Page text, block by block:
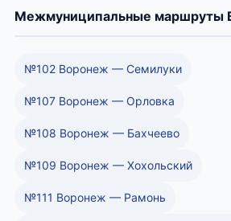
Межмуниципальные маршруты
№102 Воронеж — Семилуки
№107 Воронеж — Орловка
№108 Воронеж — Бахчеево
№109 Воронеж — Хохольский
№111 Воронеж — Рамонь